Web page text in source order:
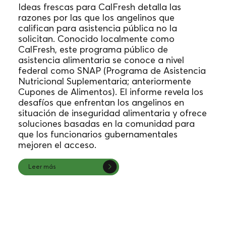
Ideas frescas para CalFresh detalla las
razones por las que los angelinos que
califican para asistencia pública no la
solicitan. Conocido localmente como
CalFresh, este programa público de
asistencia alimentaria se conoce a nivel
federal como SNAP (Programa de Asistencia
Nutricional Suplementaria; anteriormente
Cupones de Alimentos). El informe revela los
desafíos que enfrentan los angelinos en
situación de inseguridad alimentaria y ofrece
soluciones basadas en la comunidad para
que los funcionarios gubernamentales
mejoren el acceso.
Leer más